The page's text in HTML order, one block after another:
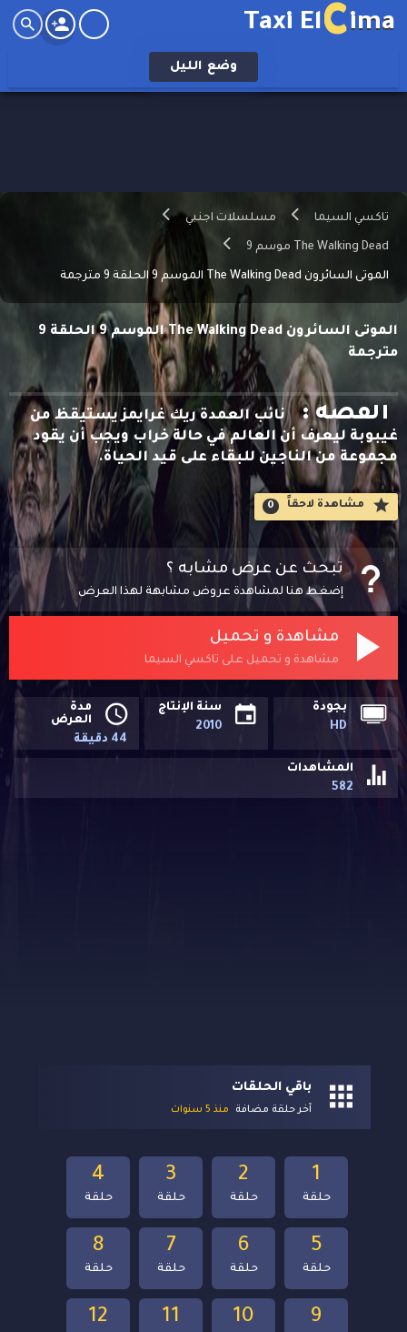
Taxi ElCima
وضع الليل
تاكسي السيما مسلسلات اجنبي
The Walking Dead موسم 9
الموتى السائرون The Walking Dead الموسم 9 الحلقة 9 مترجمة
الموتى السائرون The Walking Dead الموسم 9 الحلقة 9
مترجمة
القصه :
نائب العمدة ريك غرايمز يستيقظ من
غيبوبة ليعرف أن العالم في حالة خراب ويجب أن يقود
مجموعة من الناجين للبقاء على قيد الحياة.
مشاهدة لاحقاََ 0
تبحث عن عرض مشابه ؟
إضغط هنا لمشاهدة عروض مشابهة لهذا العرض
مشاهدة و تحميل
مشاهدة و تحميل على تاكسي السيما
بجودة
HD
سنة الإنتاج
2010
مدة
العرض
44 دقيقة
المشاهدات
582
باقي الحلقات
آخر حلقة مضافة منذ 5 سنوات
12 11 10 9
8
حلقة
7
حلقة
6
حلقة
5
حلقة
4
حلقة
3
حلقة
2
حلقة
1
حلقة